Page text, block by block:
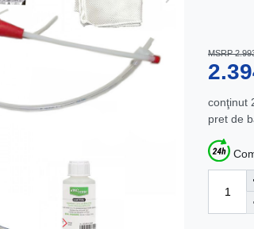
MSRP
conţinut
pret de